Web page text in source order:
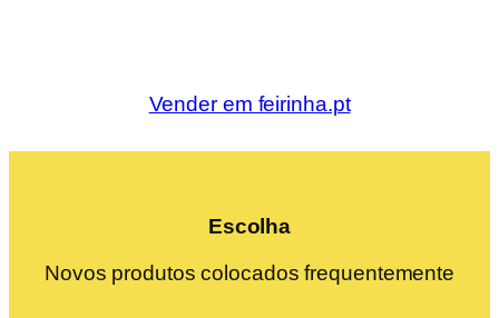
Vender em feirinha.pt
Escolha
Novos produtos colocados frequentemente